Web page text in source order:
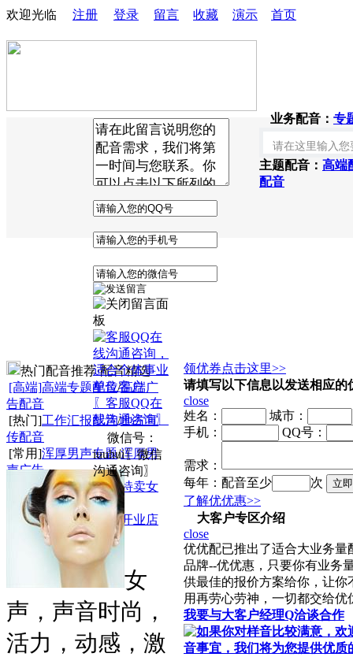
欢迎光临 注册 登录 留言 收藏 演示 首页
业务配音： 专
主题配音： 高端
配音
热门配音推荐·配音精选
[高端]高端专题配音/高端广
告配音
[热门]工作汇报配音/地方宣
传配音
[常用]浑厚男声专题/浑厚男
声广告
[特卖]特卖男声专题/特卖女
声专题
[促销]门店商场促销/开业店
庆广告
领优券点击这里>>
请填写以下信息以发送相应的
close
姓名：
城市：
手机：
QQ号：
需求：
每年： 配音至少
次
了解优优惠>>
大客户专区介绍
close
优优配已推出了适合大业务量
品牌--优优惠，只要你有业务
供最佳的报价方案给你，让你
用再劳心劳神，一切都交给优
我要与大客户经理Q洽谈合作
女
声，声音时尚，
活力，动感，激
〖客服QQ在
线沟通咨询〗
微信号：
iuuhui〖微信
沟通咨询〗